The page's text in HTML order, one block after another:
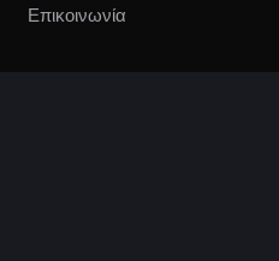
Επικοινωνία